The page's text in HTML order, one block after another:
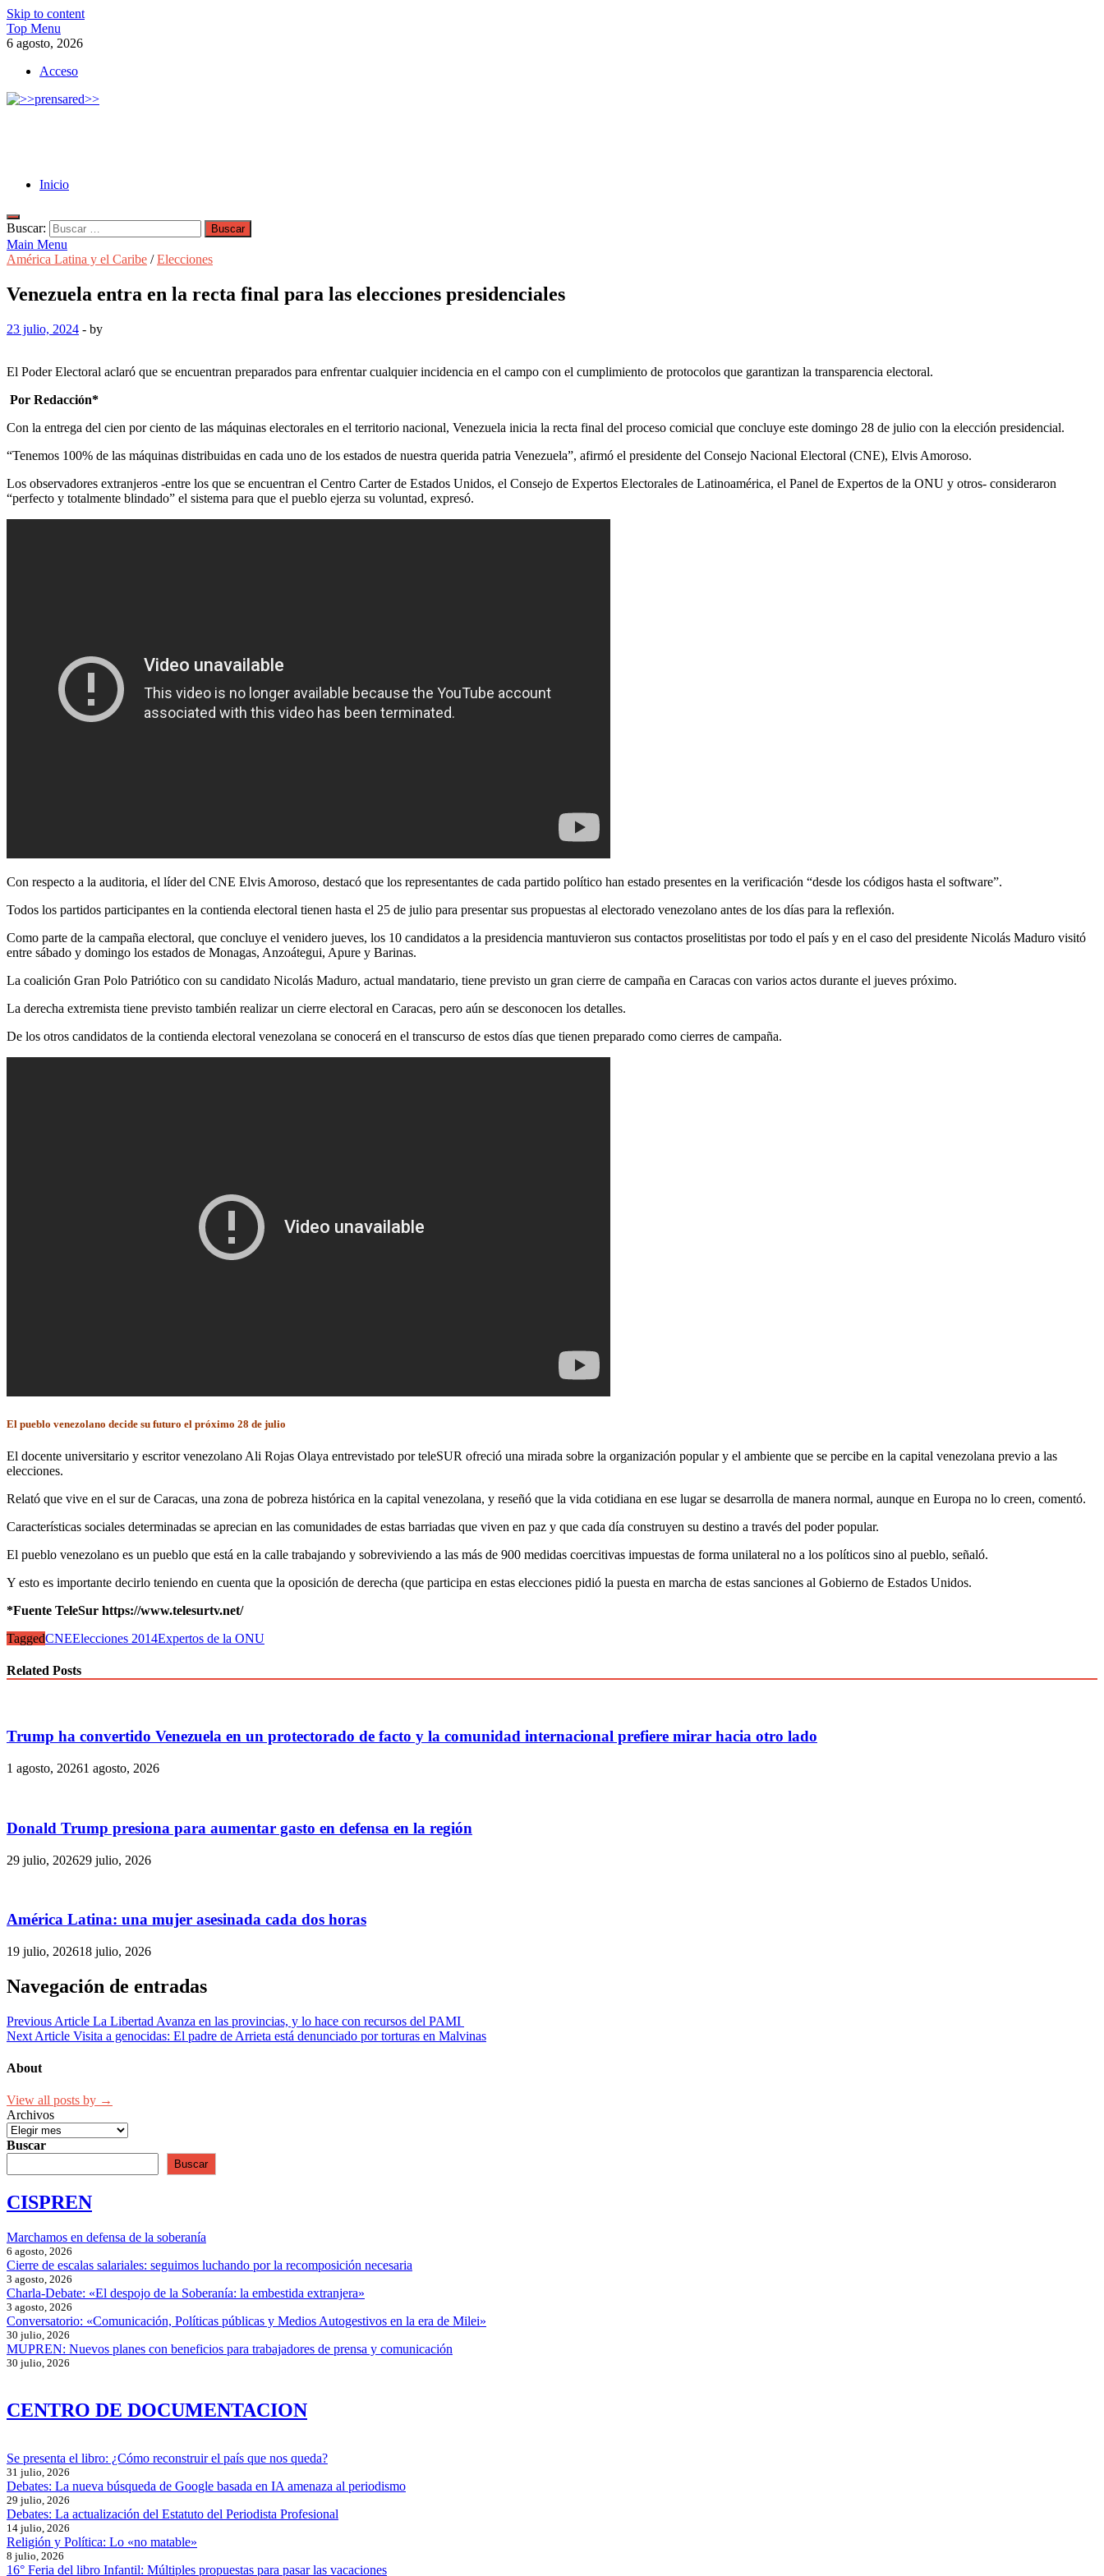
Skip to content
Top Menu
6 agosto, 2026
Acceso
Inicio
Buscar:
Main Menu
América Latina y el Caribe /Elecciones
Venezuela entra en la recta final para las elecciones presidenciales
23 julio, 2024 - by
El Poder Electoral aclaró que se encuentran preparados para enfrentar cualquier incidencia en el campo con el cumplimiento de protocolos que garantizan la transparencia electoral.
Por Redacción*
Con la entrega del cien por ciento de las máquinas electorales en el territorio nacional, Venezuela inicia la recta final del proceso comicial que concluye este domingo 28 de julio con la elección presidencial.
“Tenemos 100% de las máquinas distribuidas en cada uno de los estados de nuestra querida patria Venezuela”, afirmó el presidente del Consejo Nacional Electoral (CNE), Elvis Amoroso.
Los observadores extranjeros -entre los que se encuentran el Centro Carter de Estados Unidos, el Consejo de Expertos Electorales de Latinoamérica, el Panel de Expertos de la ONU y otros- consideraron
“perfecto y totalmente blindado” el sistema para que el pueblo ejerza su voluntad, expresó.
Con respecto a la auditoria, el líder del CNE Elvis Amoroso, destacó que los representantes de cada partido político han estado presentes en la verificación “desde los códigos hasta el software”.
Todos los partidos participantes en la contienda electoral tienen hasta el 25 de julio para presentar sus propuestas al electorado venezolano antes de los días para la reflexión.
Como parte de la campaña electoral, que concluye el venidero jueves, los 10 candidatos a la presidencia mantuvieron sus contactos proselitistas por todo el país y en el caso del presidente Nicolás Maduro visitó
entre sábado y domingo los estados de Monagas, Anzoátegui, Apure y Barinas.
La coalición Gran Polo Patriótico con su candidato Nicolás Maduro, actual mandatario, tiene previsto un gran cierre de campaña en Caracas con varios actos durante el jueves próximo.
La derecha extremista tiene previsto también realizar un cierre electoral en Caracas, pero aún se desconocen los detalles.
De los otros candidatos de la contienda electoral venezolana se conocerá en el transcurso de estos días que tienen preparado como cierres de campaña.
El pueblo venezolano decide su futuro el próximo 28 de julio
El docente universitario y escritor venezolano Ali Rojas Olaya entrevistado por teleSUR ofreció una mirada sobre la organización popular y el ambiente que se percibe en la capital venezolana previo a las
elecciones.
Relató que vive en el sur de Caracas, una zona de pobreza histórica en la capital venezolana, y reseñó que la vida cotidiana en ese lugar se desarrolla de manera normal, aunque en Europa no lo creen, comentó.
Características sociales determinadas se aprecian en las comunidades de estas barriadas que viven en paz y que cada día construyen su destino a través del poder popular.
El pueblo venezolano es un pueblo que está en la calle trabajando y sobreviviendo a las más de 900 medidas coercitivas impuestas de forma unilateral no a los políticos sino al pueblo, señaló.
Y esto es importante decirlo teniendo en cuenta que la oposición de derecha (que participa en estas elecciones pidió la puesta en marcha de estas sanciones al Gobierno de Estados Unidos.
*Fuente TeleSur https://www.telesurtv.net/
TaggedCNEElecciones 2014Expertos de la ONU
Related Posts
Trump ha convertido Venezuela en un protectorado de facto y la comunidad internacional prefiere mirar hacia otro lado
1 agosto, 20261 agosto, 2026
Donald Trump presiona para aumentar gasto en defensa en la región
29 julio, 202629 julio, 2026
América Latina: una mujer asesinada cada dos horas
19 julio, 202618 julio, 2026
Navegación de entradas
Previous Article La Libertad Avanza en las provincias, y lo hace con recursos del PAMI
Next Article Visita a genocidas: El padre de Arrieta está denunciado por torturas en Malvinas
About
View all posts by →
Archivos
Buscar
Buscar
CISPREN
Marchamos en defensa de la soberanía
6 agosto, 2026
Cierre de escalas salariales: seguimos luchando por la recomposición necesaria
3 agosto, 2026
Charla-Debate: «El despojo de la Soberanía: la embestida extranjera»
3 agosto, 2026
Conversatorio: «Comunicación, Políticas públicas y Medios Autogestivos en la era de Milei»
30 julio, 2026
MUPREN: Nuevos planes con beneficios para trabajadores de prensa y comunicación
30 julio, 2026
CENTRO DE DOCUMENTACION
Se presenta el libro: ¿Cómo reconstruir el país que nos queda?
31 julio, 2026
Debates: La nueva búsqueda de Google basada en IA amenaza al periodismo
29 julio, 2026
Debates: La actualización del Estatuto del Periodista Profesional
14 julio, 2026
Religión y Política: Lo «no matable»
8 julio, 2026
16° Feria del libro Infantil: Múltiples propuestas para pasar las vacaciones